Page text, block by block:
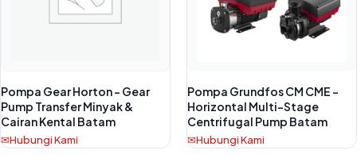
Pompa Gear Horton – Gear
Pump Transfer Minyak &
Cairan Kental Batam
Hubungi Kami
Pompa Grundfos CM CME –
Horizontal Multi-Stage
Centrifugal Pump Batam
Hubungi Kami